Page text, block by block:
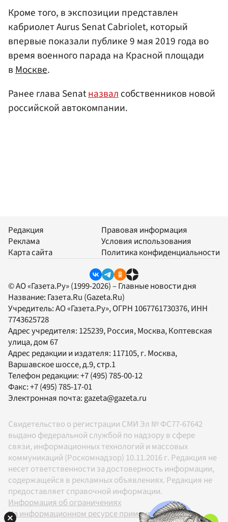
Кроме того, в экспозиции представлен
кабриолет Aurus Senat Cabriolet, который
впервые показали публике 9 мая 2019 года во
время военного парада на Красной площади
вМоскве.
Ранее глава Senatназвалсобственников новой
российской автокомпании.
Редакция
Реклама
Карта сайта
Правовая информация
Условия использования
Политика конфиденциальности
© АО «Газета.Ру» (1999-2026) – Главные новости дня
Название: Газета.Ru (Gazeta.Ru)
Учредитель:АО «Газета.Ру», ОГРН 1067761730376, ИНН
7743625728
Адрес учредителя: 125239, Россия, Москва, Коптевская
улица, дом 67
Адрес редакции и издателя: 117105, г. Москва,
Варшавское шоссе, д.9, стр.1
Телефон редакции:+7 (495) 785-00-12
Факс:+7 (495) 785-17-01
Электронная почта:gazeta@gazeta.ru
Свидетельство о регистрации СМИ Эл № ФС77-67642
выдано федеральной службой по надзору в сфере
связи, информационных технологий и массовых
коммуникаций (Роскомнадзор) 10.11.2016 г. Редакция не
несет ответственности за достоверность информации,
содержащейся в рекламных объявлениях. Редакция не
предоставляет справочной информации.
Информация об ограничениях
На информационном ресурсе применяются